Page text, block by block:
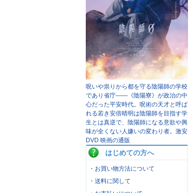
呪いや祟りから都を守る陰陽師の学校
であり省庁――《陰陽寮》が政治の中
心だった平安時代。呪術の天才と呼ば
れる若き安倍晴明は陰陽師を目指す学
生とは真逆で、陰陽師になる意欲や興
味が全くない人嫌いの変わり者。 激安
DVD 映画の通販
はじめての方へ
・お買い物方法について
・送料に関して